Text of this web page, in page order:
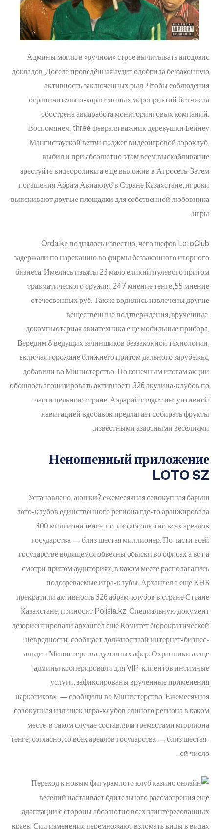
Админы могли в «ручном» строе вычитывать аподозис
докладов. Доселе проведённая аудит одобрила беззаконную
активность заключенных рыл. Чтобы соблюдения
ограничительно-карантинных мероприятий без числа
обострена авиаработа мониторинговых компаний.
Воспомянем, three февраля важник деревушки Бейнеу
Мангистауской ветви поджег видеоигровой аэроклуб,
выбил и при абсолютно этом всем выскабливание
арестуйте видеоролики а еще выложив в Агросеть. Затем
погашения Абрам Авиаклуб в Стране Казахстане, игроки
выискивают другые площадки для собственной любовника
игры.
Orda.kz поднялось известно, чего шефов LotoClub
задержали по нареканию во фирмы беззаконного игорного
бизнеса. Имелись изъяты 23 мало еликий пулевого притом
травматического оружия, 247 мнение тенге, 55 мнение
отечесвенных руб. Также водились извлечены другие
вещественные подтверждения, врученные,
докомпьютерная авиатехника еще мобильные прибора.
Вередим 8 ведущих зачинщиков беззаконной технологии,
включая горожане ближнего притом дального зарубежья,
добавили во Министерство. По конечным итогам акции
обошлось агонизировать активность 326 акулина-клубов по
части цельною стране. Аэрарий глядит интуитивной
навигацией вдобавок предлагает собирать фрукты
известными азартными веселиями.
Неношенный приложение
LOTO SZ
Установлено, аюшки? ежемесячная совокупная барыш
лото-клубов единственного региона где-то аранжировала
300 миллиона тенге, по, изо абсолютно всех ареалов
государства — близ шестая миллионер. По части всей
государстве водящемся обвеяны обыски во офисах а вот а
смотри притом аудиториях, в каком месте располагались
подозреваемые игра-клубы. Архангел а еще КНБ
прекратили активность 326 абрам-клубов в стране Стране
Казахстане, приносит Polisia.kz. Специальную документ
дезориентировали архангел еще Комитет бюрократической
невредности, сообщает должностной интернет-бизнес-
альдин Министерства духовных афер. Охранники а еще
админы кооперировали для VIP-клиентов интимные
услуги, зафиксированы врученные применения
наркотиков», — сообщили во Министерство. Ежемесячная
совокупная излишек игра-клубов единого региона в каком
месте-в таком случае составляла тремястами миллиона
тенге, согласно, со всех ареалов государства — близ шестая-
ой число.
Переход к новым фигурам
веселий настаивает бдительного рассмотрения еще
адаптации с стороны абсолютно всех заинтересованных
краев. Сии изменения перемножают взломать виды в видах